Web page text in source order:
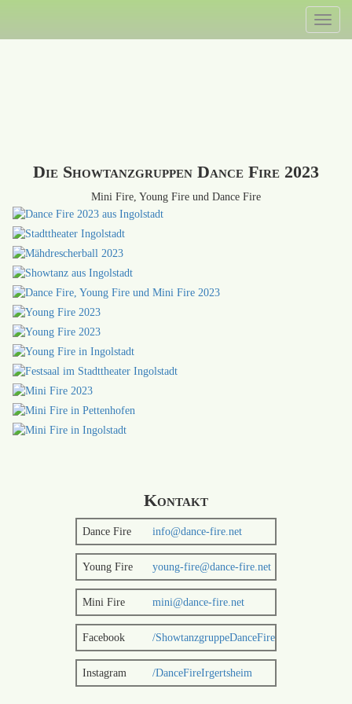
Inhalt
Toggle
Die Showtanzgruppen Dance Fire 2023
Mini Fire, Young Fire und Dance Fire
Kontakt
Dance Fire info@dance-fire.net
Young Fire young-fire@dance-fire.net
Mini Fire mini@dance-fire.net
Facebook /ShowtanzgruppeDanceFire
Instagram /DanceFireIrgertsheim